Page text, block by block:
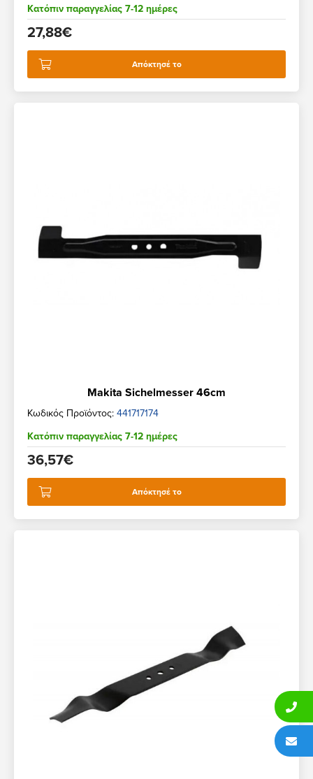
Κατόπιν παραγγελίας 7-12 ημέρες
27,88€
Απόκτησέ το
Makita Sichelmesser 46cm
Κωδικός Προϊόντος: 441717174
Κατόπιν παραγγελίας 7-12 ημέρες
36,57€
Απόκτησέ το